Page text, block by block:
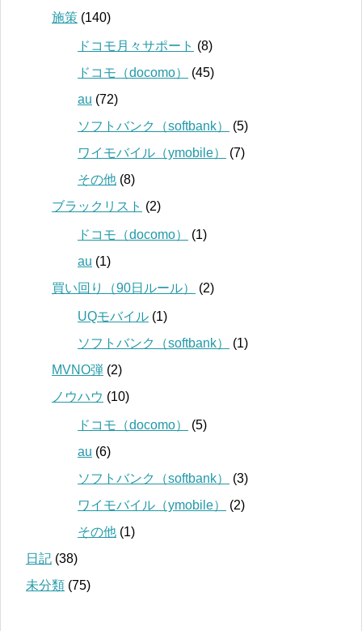
施策 (140)
ドコモ月々サポート (8)
ドコモ（docomo）
(45)
au (72)
ソフトバンク（softbank）
(5)
ワイモバイル（ymobile）
(7)
その他 (8)
ブラックリスト (2)
ドコモ（docomo）
(1)
au (1)
買い回り（90日ルール）
(2)
UQモバイル (1)
ソフトバンク（softbank）
(1)
MVNO弾 (2)
ノウハウ (10)
ドコモ（docomo）
(5)
au (6)
ソフトバンク（softbank）
(3)
ワイモバイル（ymobile）
(2)
その他 (1)
日記 (38)
未分類 (75)